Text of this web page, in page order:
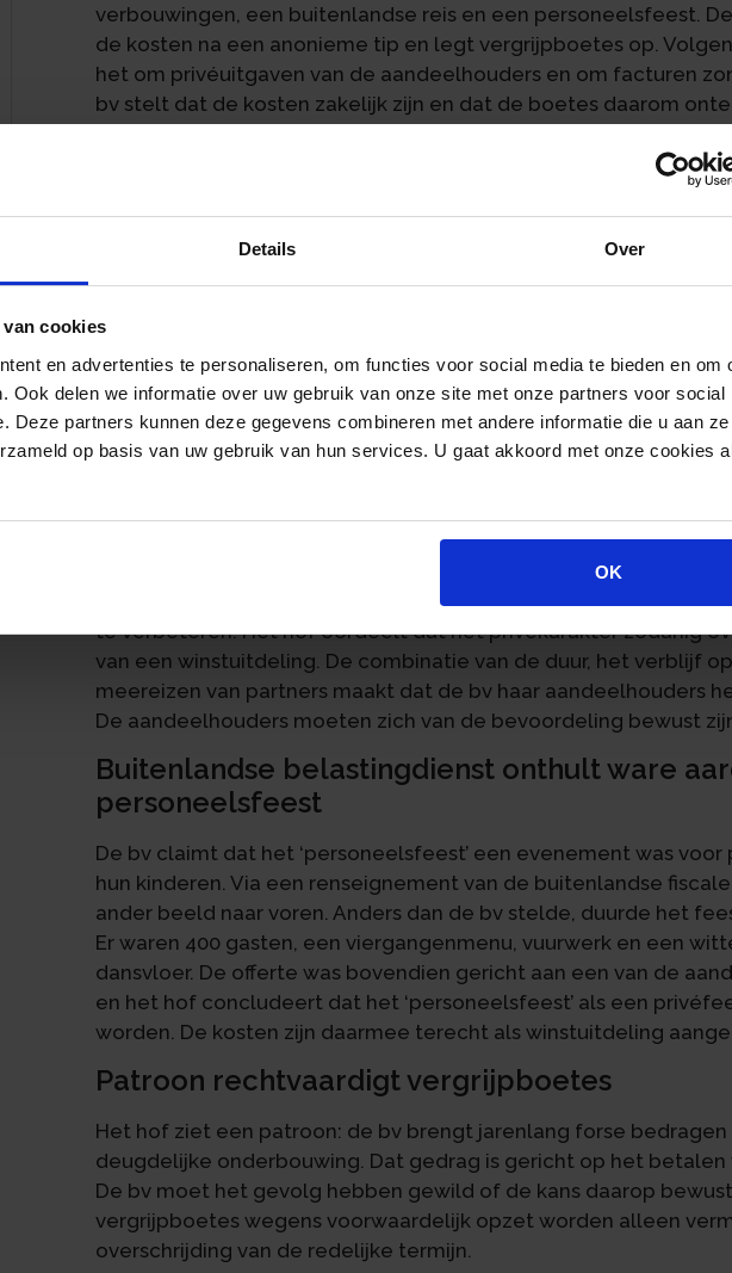
Details Over
cookies
en advertenties te personaliseren, om functies voor social media te bieden en om
Ook delen we informatie over uw gebruik van onze site met onze partners voor social
Deze partners kunnen deze gegevens combineren met andere informatie die u aan
op basis van uw gebruik van hun services. U gaat akkoord met onze cookies
OK
verbouwingen, een buitenlandse reis en een personeelsfeest.
de kosten na een anonieme tip en legt vergrijpboetes op.
het om privéuitgaven van de aandeelhouders en om facturen
bv stelt dat de kosten zakelijk zijn en dat de boetes daarom
Anonieme tip leidt tot boekenonderzoek
De FIOD ontvangt in 2016 een anonieme klikbrief over de bv.
drie broers, die indirect aandeelhouders en bestuurders van de
opmaken voor diensten die nooit zijn geleverd. Er volgt een
inspecteur treft facturen aan voor verbouwingen van ruim €
reis van € 20.000 en een ‘personeelsfeest’ van bijna € 56.000.
facturen ontbreekt. Er zijn geen offertes, geen specificaties en
aanwezig. De verbouwingsfacturen zijn bovendien deels
vennootschap die later is overgedragen aan een katvanger en
De bv heeft een reis van ruim drie weken naar het buitenland
geboekt. Volgens de bestuurder ging het om een groepsreis ter
samenwerking tussen de aandeelhouders. De partners
te verbeteren. Het hof oordeelt dat het privékarakter zodanig
van een winstuitdeling. De combinatie van de duur, het verblijf
meereizen van partners maakt dat de bv haar aandeelhouders
De aandeelhouders moeten zich van de bevoordeling bewust
Buitenlandse belastingdienst onthult ware
personeelsfeest
De bv claimt dat het ‘personeelsfeest’ een evenement was
hun kinderen. Via een renseignement van de buitenlandse
ander beeld naar voren. Anders dan de bv stelde, duurde het
Er waren 400 gasten, een viergangenmenu, vuurwerk en een
dansvloer. De offerte was bovendien gericht aan een van de
en het hof concludeert dat het ‘personeelsfeest’ als een
worden. De kosten zijn daarmee terecht als winstuitdeling
Patroon rechtvaardigt vergrijpboetes
Het hof ziet een patroon: de bv brengt jarenlang forse
deugdelijke onderbouwing. Dat gedrag is gericht op het
De bv moet het gevolg hebben gewild of de kans daarop
vergrijpboetes wegens voorwaardelijk opzet worden alleen
overschrijding van de redelijke termijn.